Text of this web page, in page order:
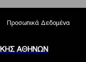
Προσωπικά Δεδομένα
ΑΘΗΝΩΝ